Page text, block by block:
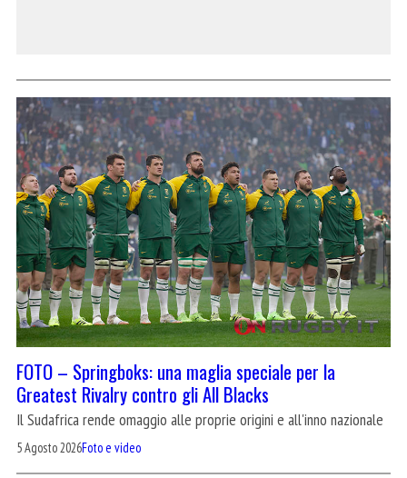
FOTO – Springboks: una maglia speciale per la
Greatest Rivalry contro gli All Blacks
Il Sudafrica rende omaggio alle proprie origini e all'inno nazionale
5 Agosto 2026Foto e video